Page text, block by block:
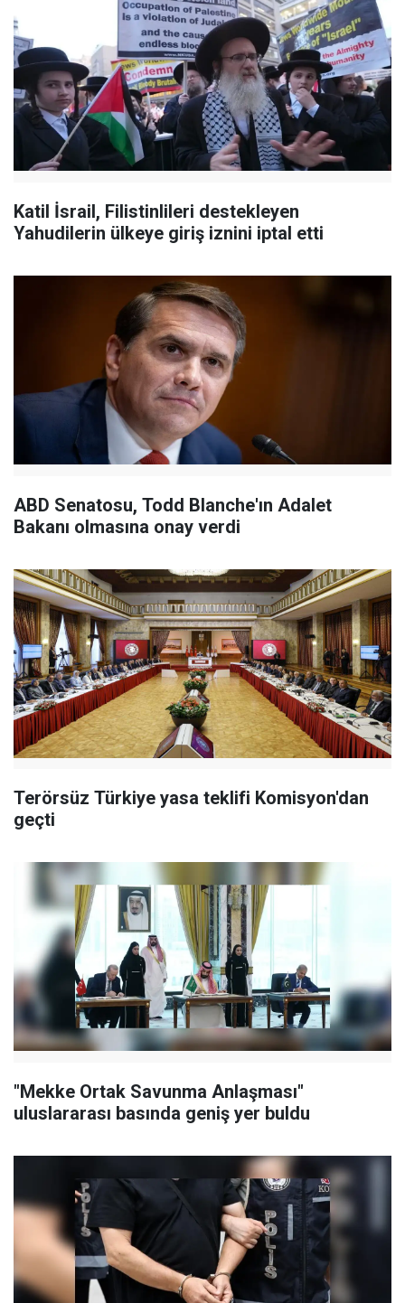
Katil İsrail, Filistinlileri destekleyen
Yahudilerin ülkeye giriş iznini iptal etti
ABD Senatosu, Todd Blanche'ın Adalet
Bakanı olmasına onay verdi
Terörsüz Türkiye yasa teklifi Komisyon'dan
geçti
"Mekke Ortak Savunma Anlaşması"
uluslararası basında geniş yer buldu